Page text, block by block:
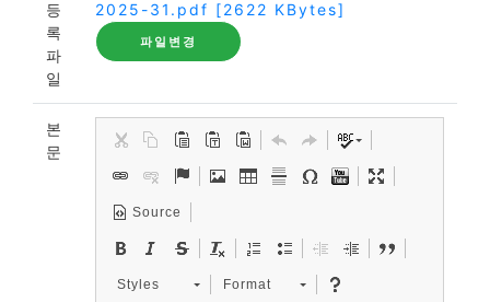
등
록
파
일
2025-31.pdf [2622 KBytes]
파일변경
본
문
Source
Styles Format